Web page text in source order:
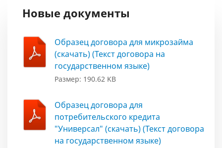
Новые документы
Образец договора для микрозайма
(скачать) (Текст договора на
государственном языке)
Размер: 190.62 KB
Образец договора для
потребительского кредита
"Универсал" (скачать) (Текст договора
на государственном языке)